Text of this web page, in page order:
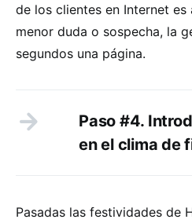
de los clientes en Internet es
menor duda o sospecha, la
segundos una página.
Paso #4.
en el clima de
Pasadas las festividades de